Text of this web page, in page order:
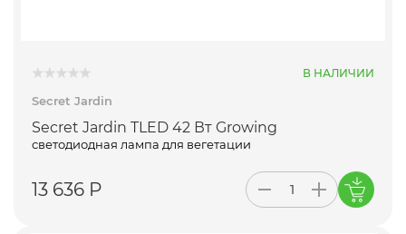
В НАЛИЧИИ
Secret Jardin
Secret Jardin TLED 42 Вт Growing
светодиодная лампа для вегетации
13 636 Р